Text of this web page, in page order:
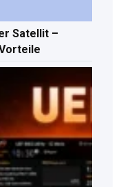
Satellit –